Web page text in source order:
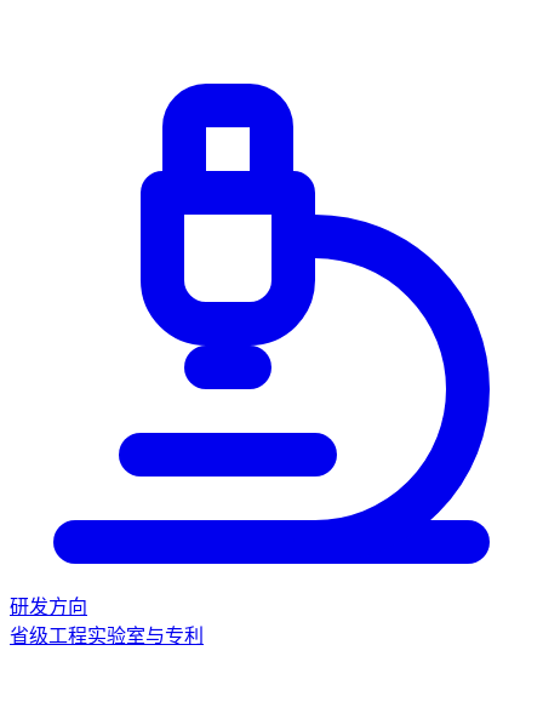
研发方向
省级工程实验室与专利